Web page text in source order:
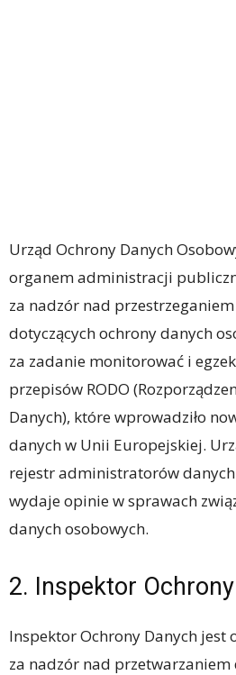
Urząd Ochrony Danych
organem administracji
za nadzór nad
dotyczących ochrony danych
za zadanie monitorować i
przepisów RODO
Danych), które wprowadziło
danych w Unii Europejskiej.
rejestr administratorów
wydaje opinie w sprawach
danych osobowych.
2. Inspektor
Inspektor Ochrony Danych jest
za nadzór nad